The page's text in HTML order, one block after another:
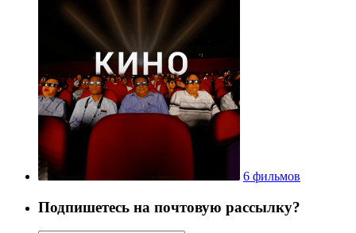
6 фильмов
Подпишетесь на почтовую рассылку?